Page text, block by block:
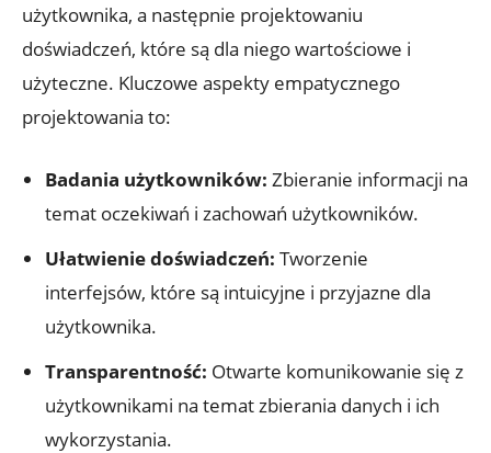
użytkownika, a następnie projektowaniu
doświadczeń, które są dla niego wartościowe i
użyteczne. Kluczowe aspekty empatycznego
projektowania to:
Badania użytkowników: Zbieranie informacji na
temat oczekiwań i zachowań użytkowników.
Ułatwienie doświadczeń: Tworzenie
interfejsów, które są intuicyjne i przyjazne dla
użytkownika.
Transparentność: Otwarte komunikowanie się z
użytkownikami na temat zbierania danych i ich
wykorzystania.